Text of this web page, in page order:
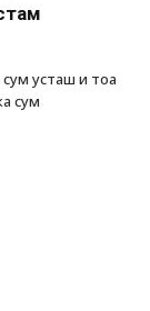
усташ и тоа
сум